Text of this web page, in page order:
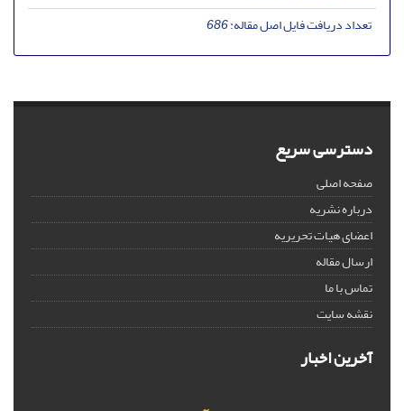
تعداد دریافت فایل اصل مقاله:686
دسترسی سریع
صفحه اصلی
درباره نشریه
اعضای هیات تحریریه
ارسال مقاله
تماس با ما
نقشه سایت
آخرین اخبار